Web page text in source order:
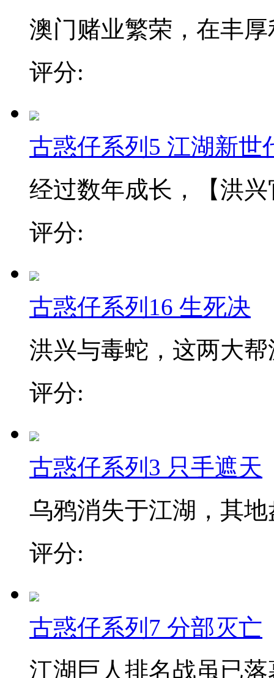
澳门赌业繁荣，在丰
评分:
古惑仔系列5 江湖新世
经过数年成长，【洪
评分:
古惑仔系列16 生死决
洪兴与毒蛇，这两大
评分:
古惑仔系列3 只手遮天
乌鸦消失于江湖，其
评分:
古惑仔系列7 分部灭亡
江湖巨人排名战虽已